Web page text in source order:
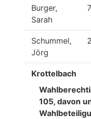
Burger,
Sarah
Schummel,
Jörg
Krottelbach
105, davon